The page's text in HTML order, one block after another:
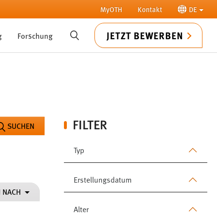
MyOTH Kontakt DE
Forschung SUCHE JETZT BEWERBEN
FILTER
Typ
Erstellungsdatum
Alter
SUCHEN
NACH